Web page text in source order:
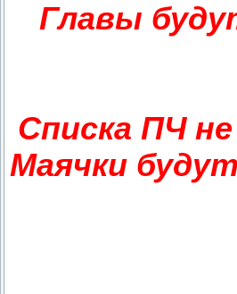
Главы
Списка ПЧ
Маячки